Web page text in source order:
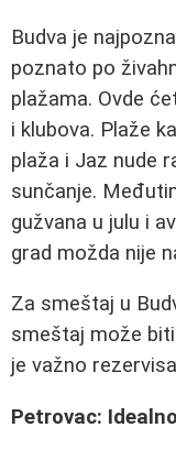
Budva je
poznato po
plažama. Ovde
i klubova. Plaže
plaža i Jaz nude
sunčanje.
gužvana u julu i
grad možda nije
Za smeštaj u
smeštaj može
je važno
Petrovac: